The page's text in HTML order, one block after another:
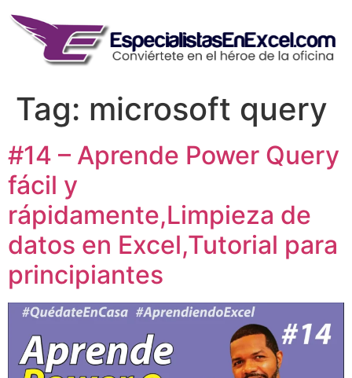
content
Tag: microsoft query
#14 – Aprende Power Query
fácil y
rápidamente,Limpieza de
datos en Excel,Tutorial para
principiantes